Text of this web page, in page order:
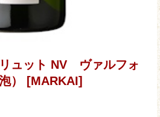
ュット NV ヴァルフォ
） [MARKAI]